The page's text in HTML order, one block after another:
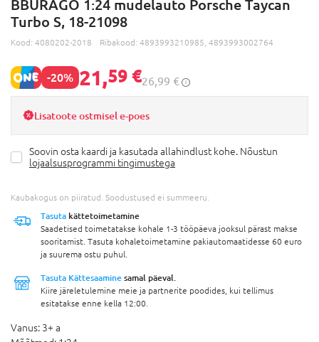
BBURAGO 1:24 mudelauto Porsche Taycan
Turbo S, 18-21098
Kood: 4080202-2018 Ribakood: 4893993210985, 4893993002764
-20% 21,59 €26,99 €
Lisatoote ostmisel e-poes
Soovin osta kaardi ja kasutada allahindlust kohe. Nõustun
lojaalsusprogrammi tingimustega
Kaubakogus on piiratud. Soodustused ei summeeru.
Tasuta kättetoimetamine
Saadetised toimetatakse kohale 1-3 tööpäeva jooksul pärast makse
sooritamist. Tasuta kohaletoimetamine pakiautomaatidesse 60 euro
ja suurema ostu puhul.
Tasuta Kättesaamine samal päeval.
Kiire järeletulemine meie ja partnerite poodides, kui tellimus
esitatakse enne kella 12:00.
Vanus: 3+ a